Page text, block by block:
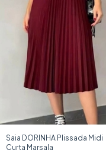
Saia DORINHA Plissada Midi
Curta Marsala